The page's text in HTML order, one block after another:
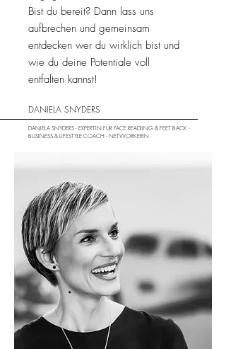
Bist du bereit? Dann lass uns
aufbrechen und gemeinsam
entdecken wer du wirklich bist und
wie du deine Potentiale voll
entfalten kannst!
DANIELA SNYDERS
DANIELA SNYDERS - EXPERTIN FÜR FACE READIING & FEET BACK -
BUSINESS & LIFESTYLE COACH - NETWORKERIN